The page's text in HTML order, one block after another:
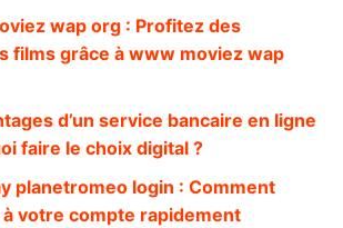
wap org : Profitez des
films grâce à www moviez wap
d’un service bancaire en ligne
faire le choix digital ?
planetromeo login : Comment
votre compte rapidement